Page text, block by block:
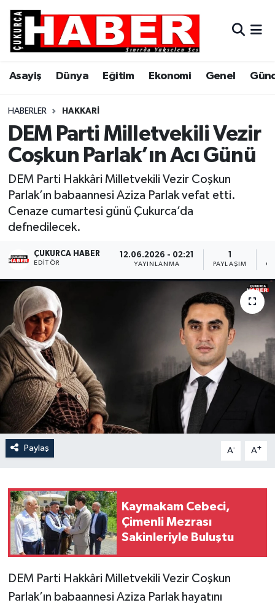
Asayiş Dünya Eğitim Ekonomi Genel
HABERLER HAKKARI
DEM Parti Milletvekili Vezir
Coşkun Parlak’ın Acı Günü
DEM Parti Hakkâri Milletvekili Vezir Coşkun
Parlak’ın babaannesi Aziza Parlak vefat etti.
Cenaze cumartesi günü Çukurca’da
defnedilecek.
ÇUKURCA HABER
EDITÖR
12.06.2026 - 02:21
YAYINLANMA PAYLAŞIM
Paylaş A- A+
Kaymakam Cebeci,
Çimenli Mezrası
Sakinleriyle Buluştu
DEM Parti Hakkâri Milletvekili Vezir Coşkun
Parlak’ın babaannesi Aziza Parlak hayatını
Asayiş
Dünya
Eğitim
Ekonomi
Hakkari
Siyaset
Son Dakika
Teknoloji
Yaşam
Hava Durumu
Trafik Durumu
Süper Lig Puan Durumu ve Fikstür
Tüm Manşetler